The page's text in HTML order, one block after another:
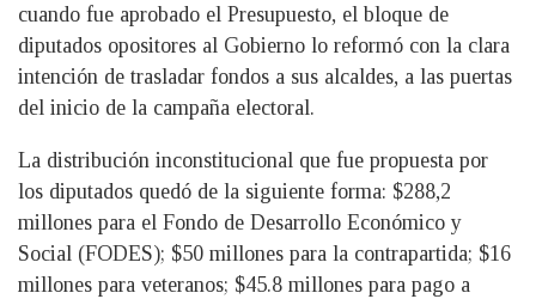
cuando fue aprobado el Presupuesto, el bloque de
diputados opositores al Gobierno lo reformó con la clara
intención de trasladar fondos a sus alcaldes, a las puertas
del inicio de la campaña electoral.
La distribución inconstitucional que fue propuesta por
los diputados quedó de la siguiente forma: $288,2
millones para el Fondo de Desarrollo Económico y
Social (FODES); $50 millones para la contrapartida; $16
millones para veteranos; $45.8 millones para pago a